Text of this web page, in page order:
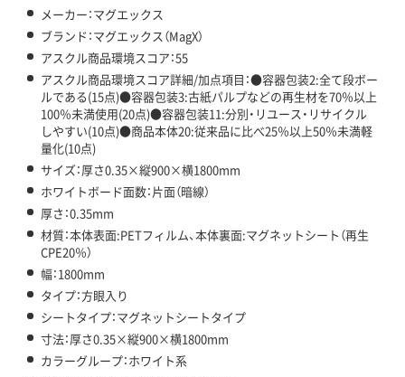
メーカー：マグエックス
ブランド：マグエックス（MagX）
アスクル商品環境スコア：55
アスクル商品環境スコア詳細/加点項目：●容器包装2:全て段ボー
ルである(15点)●容器包装3:古紙パルプなどの再生材を70％以上
100％未満使用(20点)●容器包装11:分別・リユース・リサイクル
しやすい(10点)●商品本体20:従来品に比べ25％以上50％未満軽
量化(10点)
サイズ：厚さ0.35×縦900×横1800mm
ホワイトボード面数：片面（暗線）
厚さ：0.35mm
材質：本体表面:PETフィルム、本体裏面:マグネットシート（再生
CPE20％）
幅：1800mm
タイプ：方眼入り
シートタイプ：マグネットシートタイプ
寸法：厚さ0.35×縦900×横1800mm
カラーグループ：ホワイト系